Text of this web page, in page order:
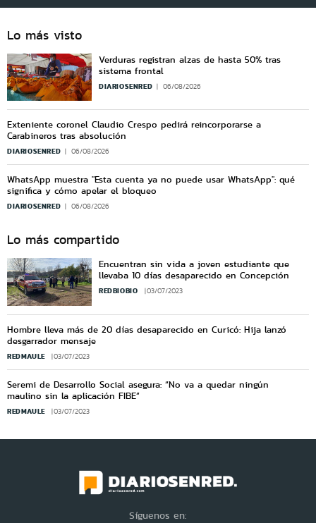
Lo más visto
Verduras registran alzas de hasta 50% tras
sistema frontal
DIARIOSENRED 06/08/2026
Exteniente coronel Claudio Crespo pedirá reincorporarse a
Carabineros tras absolución
DIARIOSENRED 06/08/2026
WhatsApp muestra "Esta cuenta ya no puede usar WhatsApp": qué
significa y cómo apelar el bloqueo
DIARIOSENRED 06/08/2026
Lo más compartido
Encuentran sin vida a joven estudiante que
llevaba 10 días desaparecido en Concepción
REDBIOBIO 03/07/2023
Hombre lleva más de 20 días desaparecido en Curicó: Hija lanzó
desgarrador mensaje
REDMAULE 03/07/2023
Seremi de Desarrollo Social asegura: “No va a quedar ningún
maulino sin la aplicación FIBE”
REDMAULE 03/07/2023
Síguenos en: